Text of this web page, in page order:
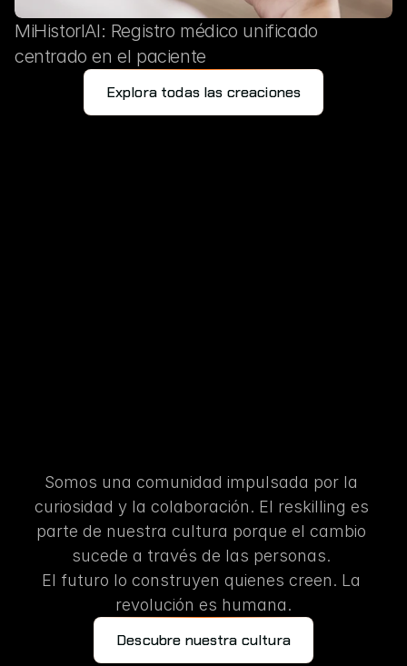
MiHistorIAl: Registro médico unificado
centrado en el paciente
Explora todas las creaciones
Somos una comunidad impulsada por la
curiosidad y la colaboración. El reskilling es
parte de nuestra cultura porque el cambio
sucede a través de las personas.
El futuro lo construyen quienes creen. La
revolución es humana.
Descubre nuestra cultura